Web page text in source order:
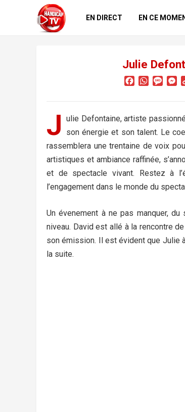
EN DIRECT EN CE
Julie
b
o
k
W
s
A
p
M
a
g
e
M
e
n
e
r
J ulie Defontaine, artiste
son énergie et son talent. Le
rassemblera une trentaine de voix
artistiques et ambiance raffinée,
et de spectacle vivant. Restez à
l’engagement dans le monde du
Un évenement à ne pas manquer,
niveau. David est allé à la rencontre
son émission. Il est évident que Julie
la suite.